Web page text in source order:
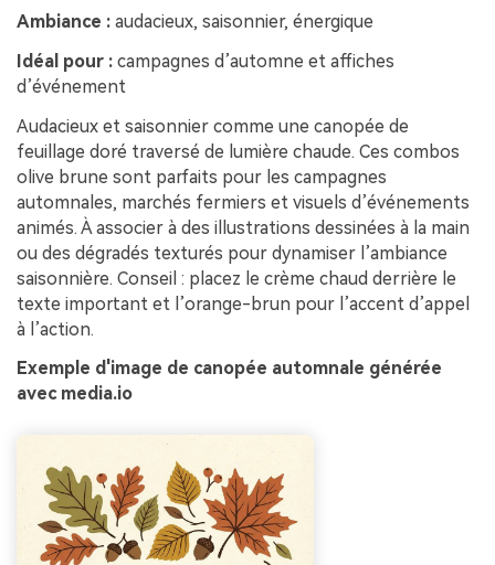
Ambiance : audacieux, saisonnier, énergique
Idéal pour : campagnes d’automne et affiches
d’événement
Audacieux et saisonnier comme une canopée de
feuillage doré traversé de lumière chaude. Ces combos
olive brune sont parfaits pour les campagnes
automnales, marchés fermiers et visuels d’événements
animés. À associer à des illustrations dessinées à la main
ou des dégradés texturés pour dynamiser l’ambiance
saisonnière. Conseil : placez le crème chaud derrière le
texte important et l’orange-brun pour l’accent d’appel
à l’action.
Exemple d'image de canopée automnale générée
avec media.io